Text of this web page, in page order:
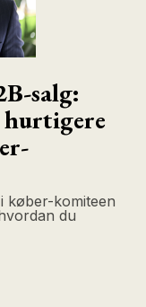
salg:
hurtigere
køber-komiteen
du